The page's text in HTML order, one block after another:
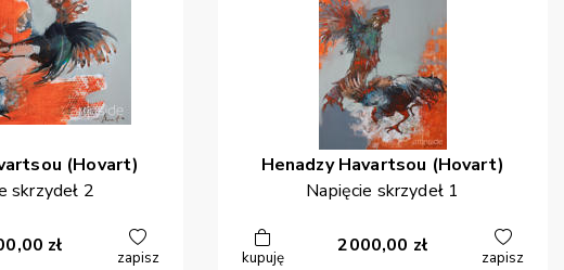
(Hovart)
skrzydeł 2
zł
zapisz
Henadzy Havartsou (Hovart)
Napięcie skrzydeł 1
kupuję
2000,00 zł
zapisz